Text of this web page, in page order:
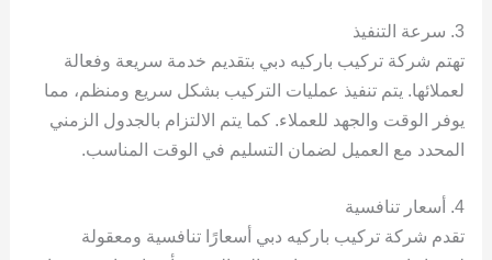
3. سرعة التنفيذ
تهتم شركة تركيب باركيه دبي بتقديم خدمة سريعة وفعالة
لعملائها. يتم تنفيذ عمليات التركيب بشكل سريع ومنظم، مما
يوفر الوقت والجهد للعملاء. كما يتم الالتزام بالجدول الزمني
المحدد مع العميل لضمان التسليم في الوقت المناسب.
4. أسعار تنافسية
تقدم شركة تركيب باركيه دبي أسعارًا تنافسية ومعقولة